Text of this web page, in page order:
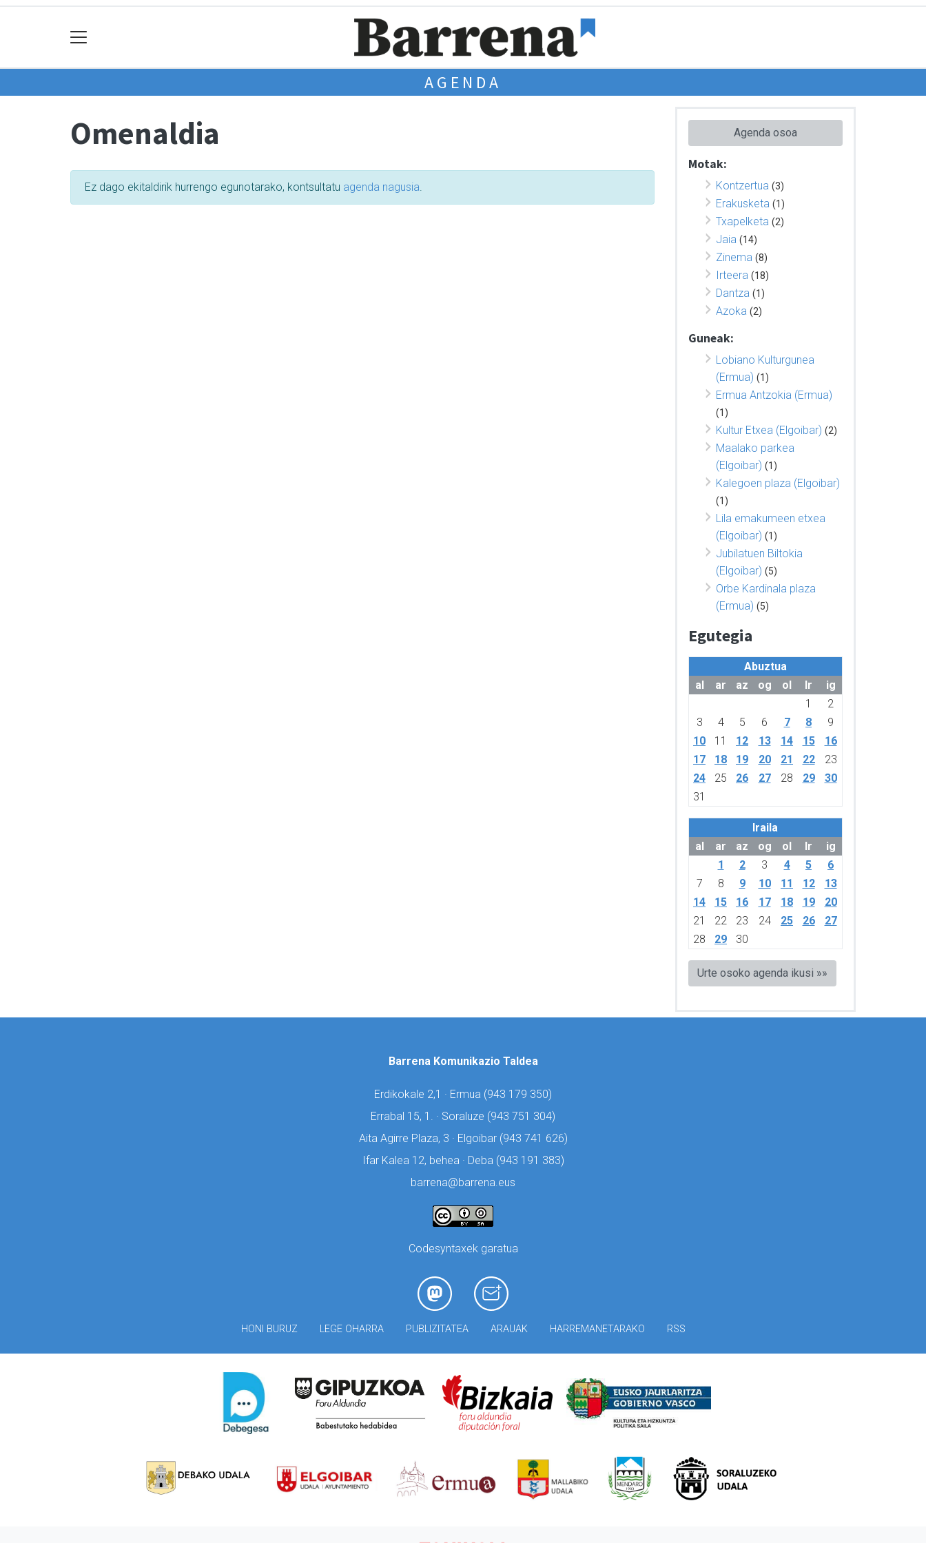
AGENDA
Omenaldia
Ez dago ekitaldirik hurrengo egunotarako, kontsultatu agenda nagusia.
Agenda osoa
Motak:
Kontzertua (3)
Erakusketa (1)
Txapelketa (2)
Jaia (14)
Zinema (8)
Irteera (18)
Dantza (1)
Azoka (2)
Guneak:
Lobiano Kulturgunea
(Ermua) (1)
Ermua Antzokia (Ermua)
(1)
Kultur Etxea (Elgoibar) (2)
Maalako parkea
(Elgoibar) (1)
Kalegoen plaza (Elgoibar)
(1)
Lila emakumeen etxea
(Elgoibar) (1)
Jubilatuen Biltokia
(Elgoibar) (5)
Orbe Kardinala plaza
(Ermua) (5)
Egutegia
Abuztua
al
ar az og ol lr
ig
1
2
3
4 5 6 7 8
9
10
11 12 13 14 15
16
17
18 19 20 21 22
23
24
25 26 27 28 29
30
31
Iraila
al
ar az og ol lr
ig
1
2 3 4 5
6
7
8 9 10 11 12
13
14
15 16 17 18 19
20
21
22 23 24 25 26
27
28
29 30
Urte osoko agenda ikusi »»
Barrena Komunikazio Taldea
Erdikokale 2,1 · Ermua (943 179 350)
Errabal 15, 1. · Soraluze (943 751 304)
Aita Agirre Plaza, 3 · Elgoibar (943 741 626)
Ifar Kalea 12, behea · Deba (943 191 383)
barrena@barrena.eus
Codesyntaxek garatua
HONI BURUZ LEGE OHARRA PUBLIZITATEA ARAUAK HARREMANETARAKO RSS